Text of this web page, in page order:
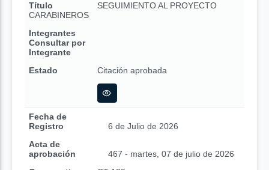
Título
SEGUIMIENTO AL PROYECTO
CARABINEROS
Integrantes
Consultar por
Integrante
Estado
Citación aprobada
Fecha de
Registro
6 de Julio de 2026
Acta de
aprobación
467 - martes, 07 de julio de 2026